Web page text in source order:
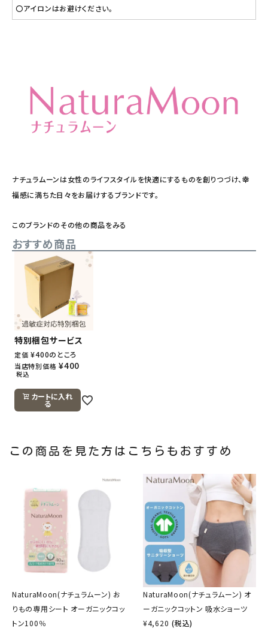
〇アイロンはお避けください。
ナチュラムーンは女性のライフスタイルを快適にするものを創りつづけ、幸
福感に満ちた日々をお届けするブランドです。
このブランドのその他の商品をみる
おすすめ商品
特別梱包サービス
定価 ¥400のところ
当店特別価格 ¥400
税込
カートに入れ
る
この商品を見た方はこちらもおすすめ
NaturaMoon(ナチュラムーン) お
りもの専用シート オーガニックコッ
トン100％
NaturaMoon(ナチュラムーン) オ
ーガニックコットン 吸水ショーツ
¥4,620 (税込)